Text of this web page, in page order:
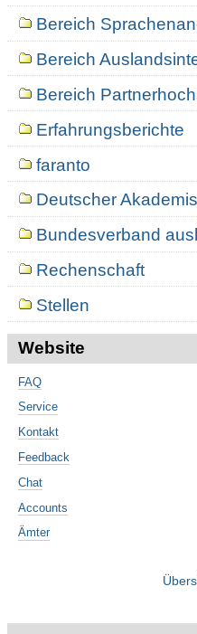
Bereich
Bereich
Bereich
Erfahrungsberichte
faranto
Deutscher
Bundesverband
Rechenschaft
Stellen
Website
FAQ
Service
Kontakt
Feedback
Chat
Accounts
Ämter